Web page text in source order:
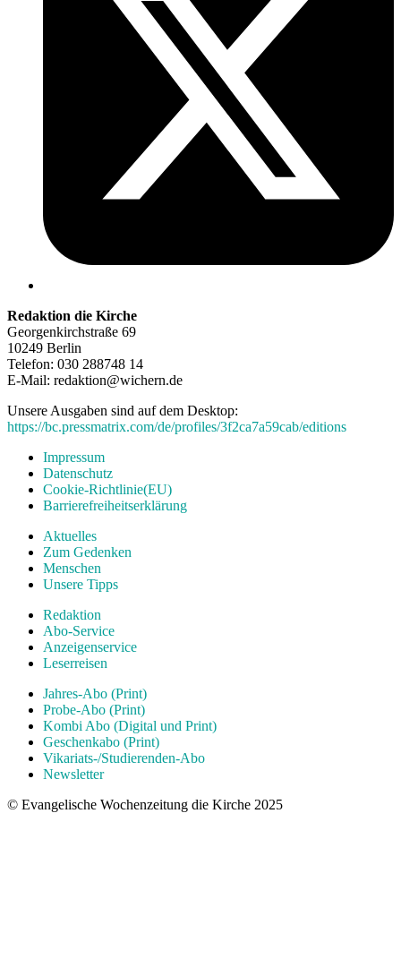
Redaktion die Kirche
Georgenkirchstraße 69
10249 Berlin
Telefon: 030 288748 14
E-Mail: redaktion@wichern.de
Unsere Ausgaben sind auf dem Desktop:
https://bc.pressmatrix.com/de/profiles/3f2ca7a59cab/editions
Impressum
Datenschutz
Cookie-Richtlinie(EU)
Barrierefreiheitserklärung
Aktuelles
Zum Gedenken
Menschen
Unsere Tipps
Redaktion
Abo-Service
Anzeigenservice
Leserreisen
Jahres-Abo (Print)
Probe-Abo (Print)
Kombi Abo (Digital und Print)
Geschenkabo (Print)
Vikariats-/Studierenden-Abo
Newsletter
© Evangelische Wochenzeitung die Kirche 2025